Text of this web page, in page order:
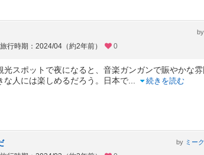
旅行時期：2024/04（約2年前） 0
by
光スポットで夜になると、音楽ガンガンで賑やかな
な人には楽しめるだろう。日本で
続きを読む
by